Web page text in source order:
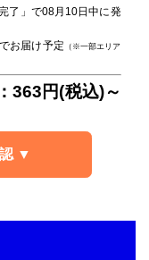
了」で08月10日中に発
お届け予定 （※一部エリア
363円(税込)～
▼